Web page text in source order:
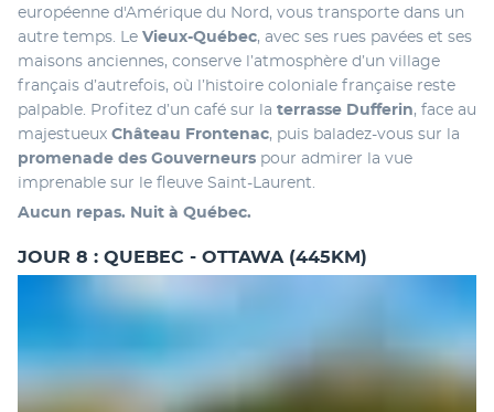
européenne d'Amérique du Nord, vous transporte dans un
autre temps. Le Vieux-Québec, avec ses rues pavées et ses
maisons anciennes, conserve l’atmosphère d’un village
français d’autrefois, où l’histoire coloniale française reste
palpable. Profitez d’un café sur la terrasse Dufferin, face au
majestueux Château Frontenac
promenade des Gouverneurs pour admirer la vue
imprenable sur le fleuve Saint-Laurent.
Aucun repas. Nuit à Québec.
JOUR 8 : QUEBEC - OTTAWA (445KM)